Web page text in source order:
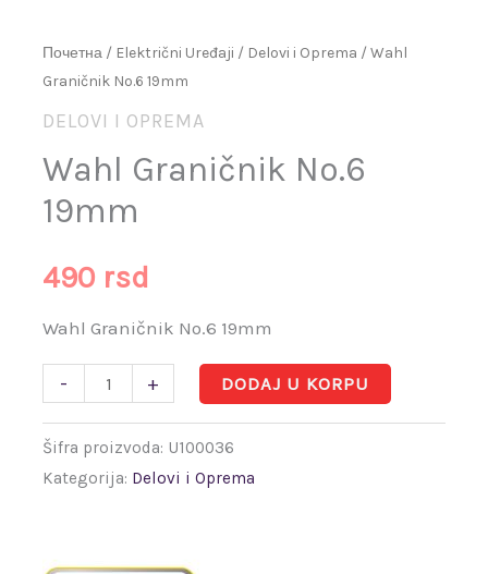
Почетна / Električni Uređaji / Delovi i Oprema / Wahl
Graničnik No.6 19mm
DELOVI I OPREMA
Wahl Graničnik No.6
19mm
490 rsd
Wahl Graničnik No.6 19mm
- + DODAJ U KORPU
Šifra proizvoda: U100036
Kategorija: Delovi i Oprema